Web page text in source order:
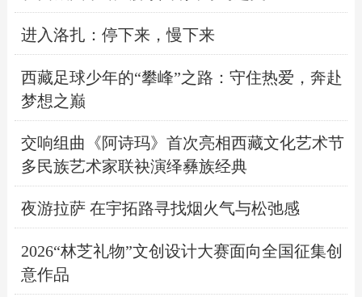
进入洛扎：停下来，慢下来
西藏足球少年的“攀峰”之路：守住热爱，奔赴
梦想之巅
交响组曲《阿诗玛》首次亮相西藏文化艺术节
多民族艺术家联袂演绎彝族经典
夜游拉萨 在宇拓路寻找烟火气与松弛感
2026“林芝礼物”文创设计大赛面向全国征集创
意作品